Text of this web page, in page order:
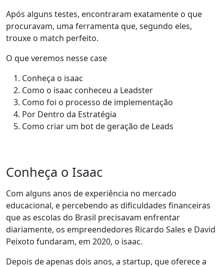
Após alguns testes, encontraram exatamente o que
procuravam, uma ferramenta que, segundo eles,
trouxe o match perfeito.
O que veremos nesse case
Conheça o isaac
Como o isaac conheceu a Leadster
Como foi o processo de implementação
Por Dentro da Estratégia
Como criar um bot de geração de Leads
Conheça o Isaac
Com alguns anos de experiência no mercado
educacional, e percebendo as dificuldades financeiras
que as escolas do Brasil precisavam enfrentar
diariamente, os empreendedores Ricardo Sales e David
Peixoto fundaram, em 2020, o isaac.
Depois de apenas dois anos, a startup, que oferece a